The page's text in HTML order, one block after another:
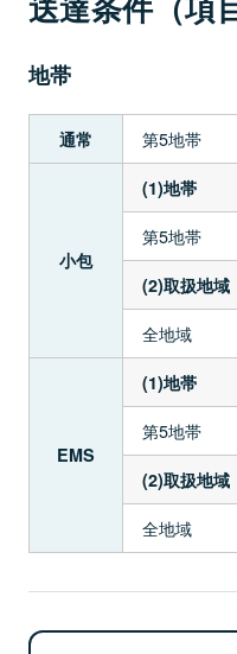
地帯
通常 第5地帯
小包
(1)地帯
第5地帯
(2)取扱地域
全地域
EMS
(1)地帯
第5地帯
(2)取扱地域
全地域